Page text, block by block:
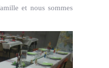
et nous sommes